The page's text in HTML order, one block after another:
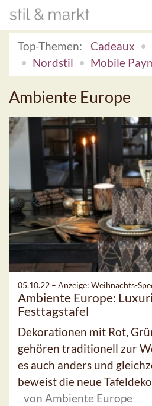
Top-Themen:
Cadeaux
Nordstil
Mobile
Ambiente Europe
05.10.22 – Anzeige: Weihnachts-
Ambiente Europe:
Festtagstafel
Dekorationen mit Rot,
gehören traditionell zur
es auch anders und
beweist die neue
von Ambiente Europe